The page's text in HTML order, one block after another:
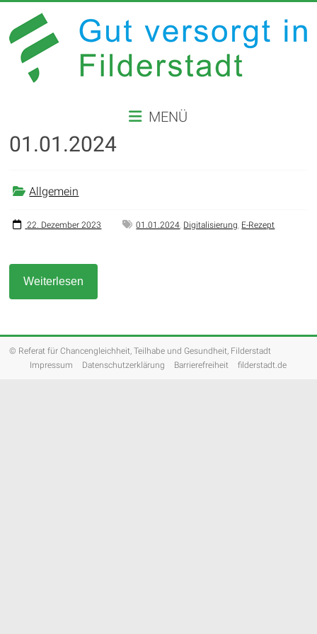
Inhalt
springen
VERSORGT
IN
FILDERSTADT
der
MENÜ
01.01.2024
Allgemein
22. Dezember 2023 01.01.2024, Digitalisierung, E-Rezept
Weiterlesen
© Referat für Chancengleichheit, Teilhabe und Gesundheit, Filderstadt
Impressum
Datenschutzerklärung Barrierefreiheit filderstadt.de